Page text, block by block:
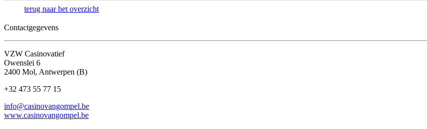
terug naar het overzicht
Contactgegevens
VZW Casinovatief
Owenslei 6
2400 Mol, Antwerpen (B)
+32 473 55 77 15
info@casinovangompel.be
www.casinovangompel.be